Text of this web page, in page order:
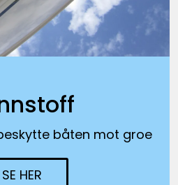
båten mot groe
SE HER